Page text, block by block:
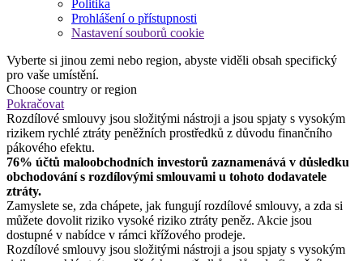
Politika
Prohlášení o přístupnosti
Nastavení souborů cookie
Vyberte si jinou zemi nebo region, abyste viděli obsah specifický
pro vaše umístění.
Choose country or region
Pokračovat
Rozdílové smlouvy jsou složitými nástroji a jsou spjaty s vysokým
rizikem rychlé ztráty peněžních prostředků z důvodu finančního
pákového efektu.
76% účtů maloobchodních investorů zaznamenává v důsledku
obchodování s rozdílovými smlouvami u tohoto dodavatele
ztráty.
Zamyslete se, zda chápete, jak fungují rozdílové smlouvy, a zda si
můžete dovolit riziko vysoké riziko ztráty peněz. Akcie jsou
dostupné v nabídce v rámci křížového prodeje.
Rozdílové smlouvy jsou složitými nástroji a jsou spjaty s vysokým